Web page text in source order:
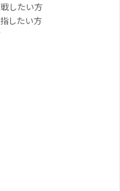
したい方
したい方